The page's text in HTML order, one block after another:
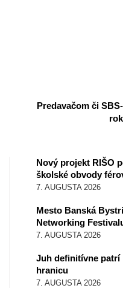
Predavačom či
Nový projekt RIŠO
školské obvody
7. AUGUSTA 2026
Mesto Banská
Networking
7. AUGUSTA 2026
Juh definitívne patrí
hranicu
7. AUGUSTA 2026